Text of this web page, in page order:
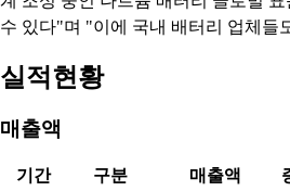
수 있다"며 "이에 국내 배터리 업체들
실적현황
매출액
기간 구분 매출액